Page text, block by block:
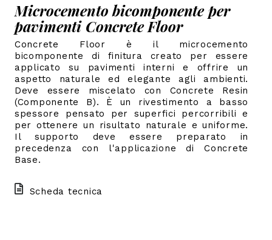
Microcemento bicomponente per
pavimenti Concrete Floor
Concrete Floor è il microcemento
bicomponente di finitura creato per essere
applicato su pavimenti interni e offrire un
aspetto naturale ed elegante agli ambienti.
Deve essere miscelato con Concrete Resin
(Componente B). È un rivestimento a basso
spessore pensato per superfici percorribili e
per ottenere un risultato naturale e uniforme.
Il supporto deve essere preparato in
precedenza con l'applicazione di Concrete
Base.
Scheda tecnica